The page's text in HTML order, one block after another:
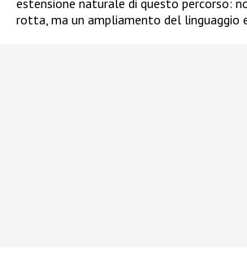
estensione naturale di questo percorso:
rotta, ma un ampliamento del linguaggio